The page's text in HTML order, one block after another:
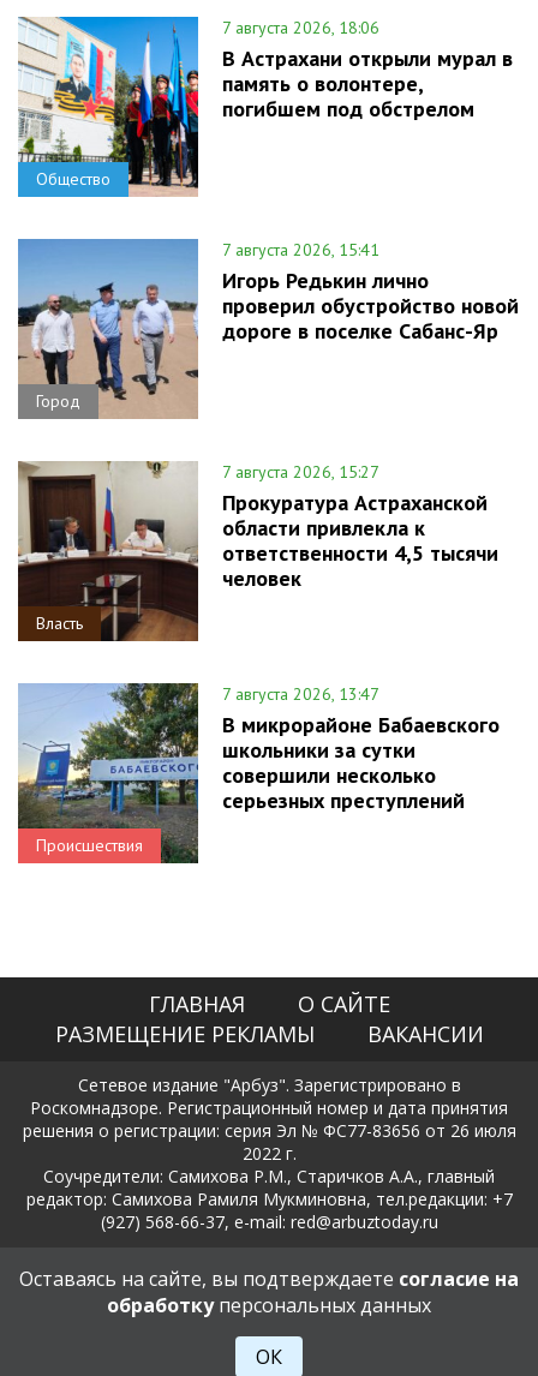
Общество
7 августа 2026, 18:06
В Астрахани открыли мурал в
память о волонтере,
погибшем под обстрелом
Город
7 августа 2026, 15:41
Игорь Редькин лично
проверил обустройство новой
дороге в поселке Сабанс-Яр
Власть
7 августа 2026, 15:27
Прокуратура Астраханской
области привлекла к
ответственности 4,5 тысячи
человек
Происшествия
7 августа 2026, 13:47
В микрорайоне Бабаевского
школьники за сутки
совершили несколько
серьезных преступлений
ГЛАВНАЯ
О САЙТЕ
РАЗМЕЩЕНИЕ РЕКЛАМЫ
ВАКАНСИИ
Сетевое издание "Арбуз". Зарегистрировано в
Роскомнадзоре. Регистрационный номер и дата принятия
решения о регистрации: серия Эл № ФС77-83656 от 26 июля
2022 г.
Соучредители: Самихова Р.М., Старичков А.А., главный
редактор: Самихова Рамиля Мукминовна, тел.редакции: +7
(927) 568-66-37, e-mail: red@arbuztoday.ru
Политика в отношении обработки и защиты персональных
данных
18+
Оставаясь на сайте, вы подтверждаете согласие на
обработкуперсональных данных
ОК